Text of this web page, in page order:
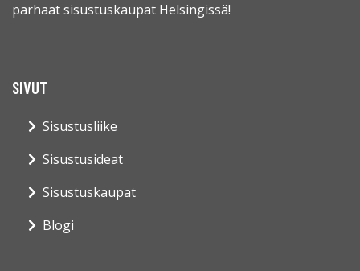
parhaat sisustuskaupat Helsingissä!
SIVUT
Sisustusliike
Sisustusideat
Sisustuskaupat
Blogi